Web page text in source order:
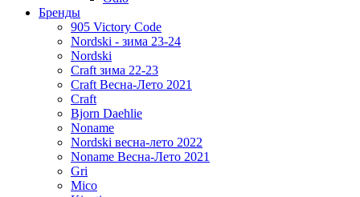
Бренды
905 Victory Code
Nordski - зима 23-24
Nordski
Craft зима 22-23
Craft Весна-Лето 2021
Craft
Bjorn Daehlie
Noname
Nordski весна-лето 2022
Noname Весна-Лето 2021
Gri
Mico